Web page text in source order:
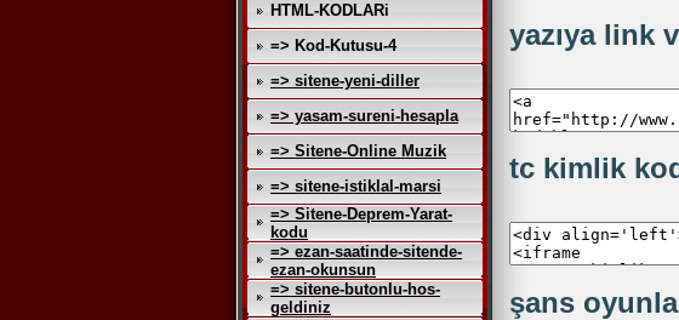
HTML-KODLARi
=> Kod-Kutusu-4
=> sitene-yeni-diller
=> yasam-sureni-hesapla
=> Sitene-Online Muzik
=> sitene-istiklal-marsi
=> Sitene-Deprem-Yarat-
kodu
=> ezan-saatinde-sitende-
ezan-okunsun
=> sitene-butonlu-hos-
geldiniz
yazıya link
tc kimlik
şans